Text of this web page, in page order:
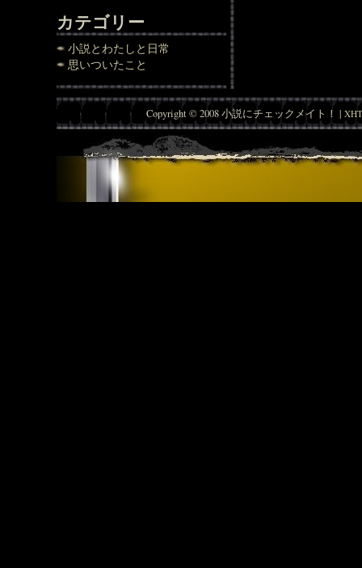
カテゴリー
小説とわたしと日常
思いついたこと
Copyright © 2008 小説にチェックメイト！ |